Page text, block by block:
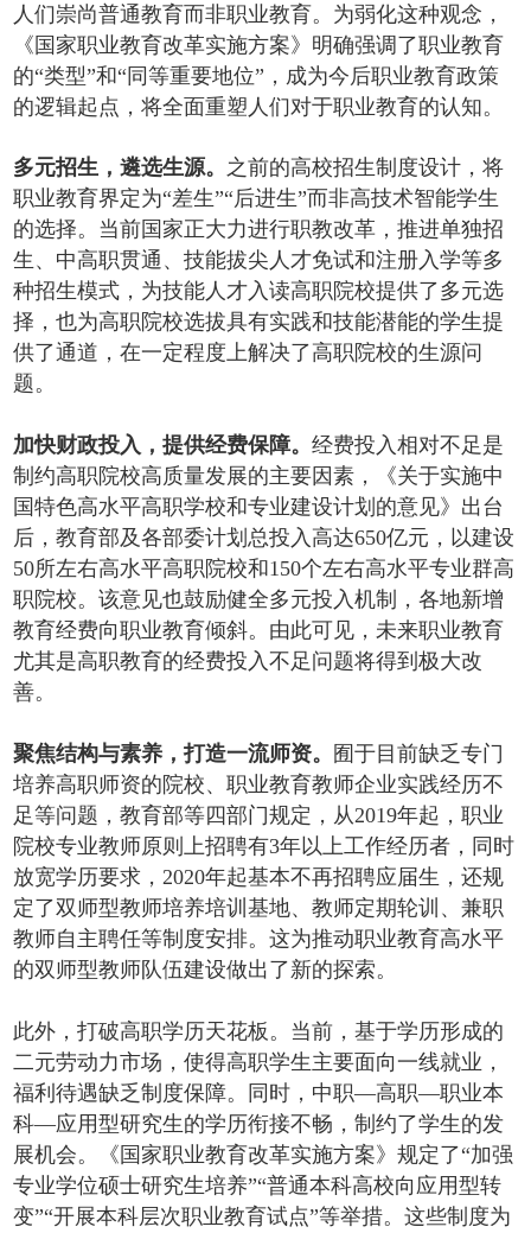
人们崇尚普通教育而非职业教育。为弱化这种观念，
《国家职业教育改革实施方案》明确强调了职业教育
的“类型”和“同等重要地位”，成为今后职业教育政策
的逻辑起点，将全面重塑人们对于职业教育的认知。
多元招生，遴选生源。 之前的高校招生制度设计，将
职业教育界定为“差生”“后进生”而非高技术智能学生
的选择。当前国家正大力进行职教改革，推进单独招
生、中高职贯通、技能拔尖人才免试和注册入学等多
种招生模式，为技能人才入读高职院校提供了多元选
择，也为高职院校选拔具有实践和技能潜能的学生提
供了通道，在一定程度上解决了高职院校的生源问
题。
加快财政投入，提供经费保障。经费投入相对不足是
制约高职院校高质量发展的主要因素，《关于实施中
国特色高水平高职学校和专业建设计划的意见》出台
后，教育部及各部委计划总投入高达650亿元，以建设
50所左右高水平高职院校和150个左右高水平专业群高
职院校。该意见也鼓励健全多元投入机制，各地新增
教育经费向职业教育倾斜。由此可见，未来职业教育
尤其是高职教育的经费投入不足问题将得到极大改
善。
聚焦结构与素养，打造一流师资。 囿于目前缺乏专门
培养高职师资的院校、职业教育教师企业实践经历不
足等问题，教育部等四部门规定，从2019年起，职业
院校专业教师原则上招聘有3年以上工作经历者，同时
放宽学历要求，2020年起基本不再招聘应届生，还规
定了双师型教师培养培训基地、教师定期轮训、兼职
教师自主聘任等制度安排。这为推动职业教育高水平
的双师型教师队伍建设做出了新的探索。
此外，打破高职学历天花板。当前，基于学历形成的
二元劳动力市场，使得高职学生主要面向一线就业，
福利待遇缺乏制度保障。同时，中职—高职—职业本
科—应用型研究生的学历衔接不畅，制约了学生的发
展机会。《国家职业教育改革实施方案》规定了“加强
专业学位硕士研究生培养”“普通本科高校向应用型转
变”“开展本科层次职业教育试点”等举措。这些制度为